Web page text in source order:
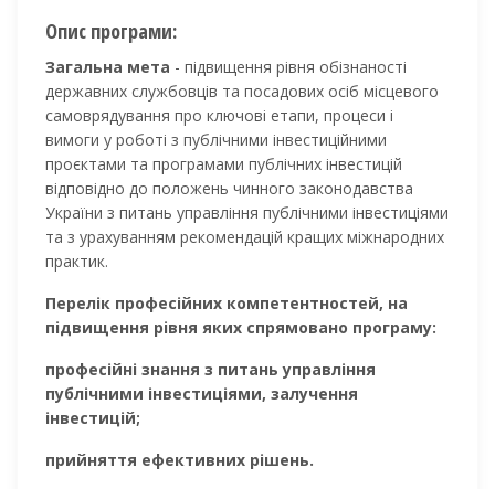
Опис програми:
Загальна мета - підвищення рівня обізнаності
державних службовців та посадових осіб місцевого
самоврядування про ключові етапи, процеси і
вимоги у роботі з публічними інвестиційними
проєктами та програмами публічних інвестицій
відповідно до положень чинного законодавства
України з питань управління публічними інвестиціями
та з урахуванням рекомендацій кращих міжнародних
практик.
Перелік професійних компетентностей, на
підвищення рівня яких спрямовано програму:
професійні знання з питань управління
публічними інвестиціями, залучення
інвестицій;
прийняття ефективних рішень.